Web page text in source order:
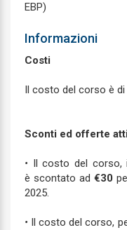
EBP)
Informazioni
Costi
Il costo del corso è di
Sconti ed offerte
• Il costo del
è scontato ad€30
2025.
• Il costo del corso,